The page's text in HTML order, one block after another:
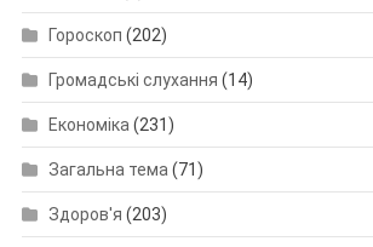
Гороскоп (202)
Громадські слухання (14)
Економіка (231)
Загальна тема (71)
Здоров'я (203)